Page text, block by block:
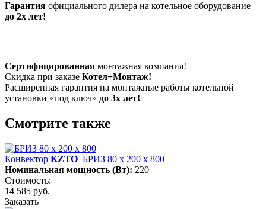
Гарантия официального дилера на котельное оборудование
до 2х лет!
Сертифицированная монтажная компания!
Скидка при заказе Котел+Монтаж!
Расширенная гарантия на монтажные работы котельной
установки «под ключ» до 3х лет!
Смотрите также
Конвектор KZTO БРИЗ 80 х 200 х 800
Номинальная мощность (Вт): 220
Стоимость:
14 585 руб.
Заказать